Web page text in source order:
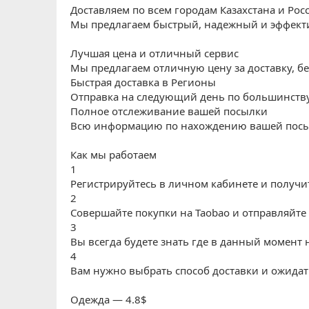
Доставляем по всем городам Казахстана и
Мы предлагаем быстрый, надежный и
Лучшая цена и отличный сервис
Мы предлагаем отличную цену за доставку,
Быстрая доставка в Регионы
Отправка на следующий день по
Полное отслеживание вашей посылки
Всю информацию по нахождению вашей
Как мы работаем
1
Регистрируйтесь в личном кабинете и
2
Совершайте покупки на Taobao и
3
Вы всегда будете знать где в данный момент
4
Вам нужно выбрать способ доставки и
Одежда — 4.8$